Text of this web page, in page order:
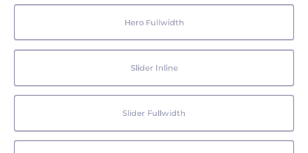
Hero Fullwidth
Slider Inline
Slider Fullwidth